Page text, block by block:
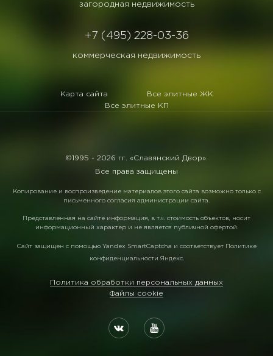
загородная недвижимость
+7 (495) 228-03-36
коммерческая недвижимость
Карта сайта
Все элитные ЖК
Все элитные КП
©1995 - 2026 гг. «Славянский Двор».
Все права защищены
Копирование и воспроизведение материалов этого сайта возможно только с
письменного согласия администрации сайта.
Представленная на сайте информация, в т.ч. стоимость объектов, носит
информационный характер и не является публичной офертой.
Сайт защищен с помощью Yandex SmartCaptcha и соответствует Политике
конфиденциальности Яндекс.
Политика обработки персональных данных
Файлы cookie